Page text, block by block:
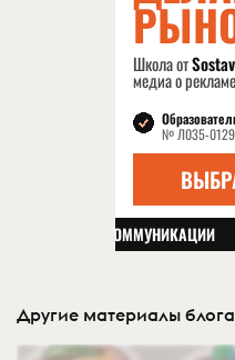
Другие материалы блога